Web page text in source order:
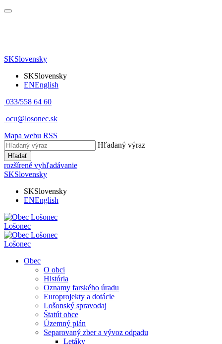
SKSlovensky
SKSlovensky
ENEnglish
033/558 64 60
ocu@losonec.sk
Mapa webu RSS
Hľadaný výraz
Hľadať
rozšírené vyhľadávanie
SKSlovensky
SKSlovensky
ENEnglish
Lošonec
Lošonec
Obec
O obci
História
Oznamy farského úradu
Europrojekty a dotácie
Lošonský spravodaj
Štatút obce
Územný plán
Separovaný zber a vývoz odpadu
Letáky